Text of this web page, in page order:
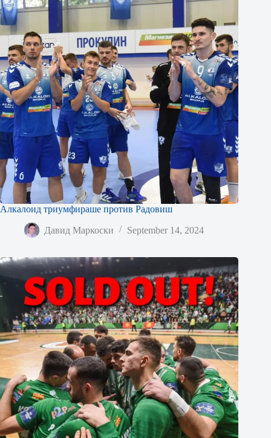
Алкалоид триумфираше против Радовиш
Давид Маркоски September 14, 2024